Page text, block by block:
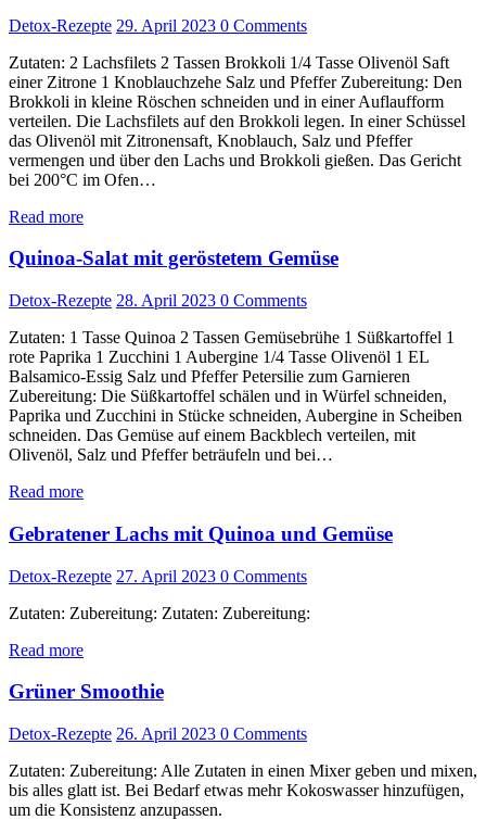
Detox-Rezepte 29. April 2023 0 Comments
Zutaten: 2 Lachsfilets 2 Tassen Brokkoli 1/4 Tasse Olivenöl Saft
einer Zitrone 1 Knoblauchzehe Salz und Pfeffer Zubereitung: Den
Brokkoli in kleine Röschen schneiden und in einer Auflaufform
verteilen. Die Lachsfilets auf den Brokkoli legen. In einer Schüssel
das Olivenöl mit Zitronensaft, Knoblauch, Salz und Pfeffer
vermengen und über den Lachs und Brokkoli gießen. Das Gericht
bei 200°C im Ofen…
Read more
Quinoa-Salat mit geröstetem Gemüse
Detox-Rezepte 28. April 2023 0 Comments
Zutaten: 1 Tasse Quinoa 2 Tassen Gemüsebrühe 1 Süßkartoffel 1
rote Paprika 1 Zucchini 1 Aubergine 1/4 Tasse Olivenöl 1 EL
Balsamico-Essig Salz und Pfeffer Petersilie zum Garnieren
Zubereitung: Die Süßkartoffel schälen und in Würfel schneiden,
Paprika und Zucchini in Stücke schneiden, Aubergine in Scheiben
schneiden. Das Gemüse auf einem Backblech verteilen, mit
Olivenöl, Salz und Pfeffer beträufeln und bei…
Read more
Gebratener Lachs mit Quinoa und Gemüse
Detox-Rezepte 27. April 2023 0 Comments
Zutaten: Zubereitung: Zutaten: Zubereitung:
Read more
Grüner Smoothie
Detox-Rezepte 26. April 2023 0 Comments
Zutaten: Zubereitung: Alle Zutaten in einen Mixer geben und mixen,
bis alles glatt ist. Bei Bedarf etwas mehr Kokoswasser hinzufügen,
um die Konsistenz anzupassen.